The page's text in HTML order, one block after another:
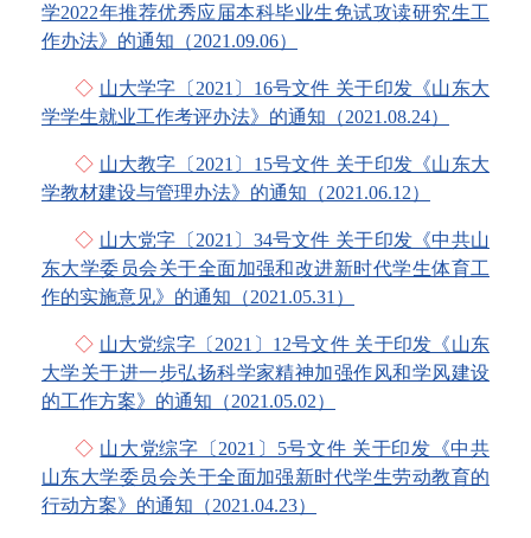
学2022年推荐优秀应届本科毕业生免试攻读研究生工
作办法》的通知（2021.09.06）
◇ 山大学字〔2021〕16号文件 关于印发《山东大
学学生就业工作考评办法》的通知（2021.08.24）
◇ 山大教字〔2021〕15号文件 关于印发《山东大
学教材建设与管理办法》的通知（2021.06.12）
◇ 山大党字〔2021〕34号文件 关于印发《中共山
东大学委员会关于全面加强和改进新时代学生体育工
作的实施意见》的通知（2021.05.31）
◇ 山大党综字〔2021〕12号文件 关于印发《山东
大学关于进一步弘扬科学家精神加强作风和学风建设
的工作方案》的通知（2021.05.02）
◇ 山大党综字〔2021〕5号文件 关于印发《中共
山东大学委员会关于全面加强新时代学生劳动教育的
行动方案》的通知（2021.04.23）